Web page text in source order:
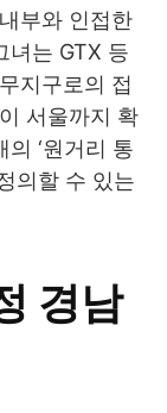
부와 인접한
녀는 GTX 등
지구로의 접
서울까지 확
‘원거리 통
의할 수 있는
경남